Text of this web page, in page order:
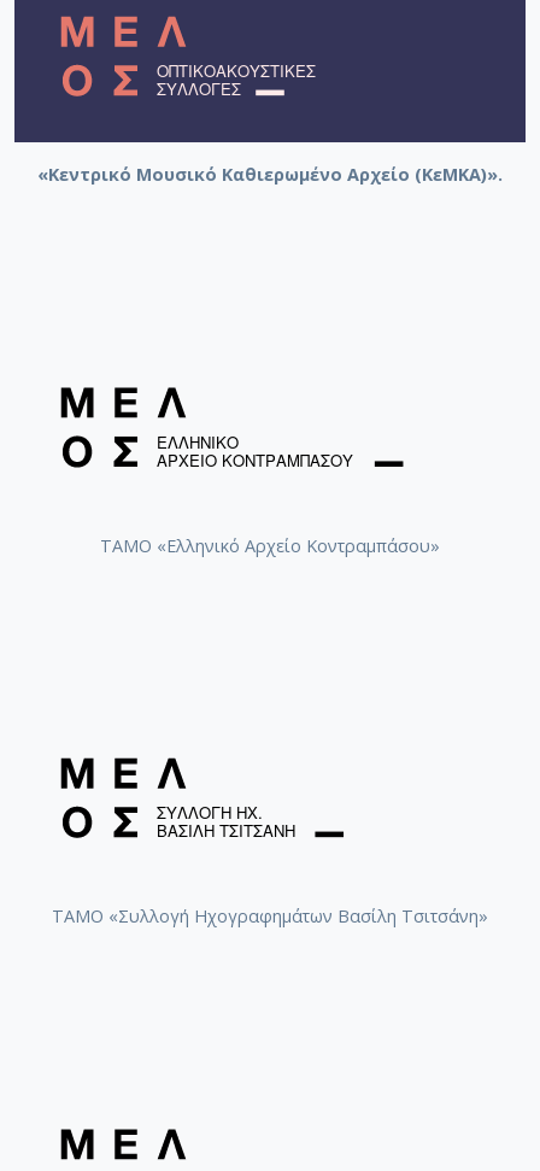
«Κεντρικό Μουσικό Καθιερωμένο Αρχείο (ΚεΜΚΑ)».
ΤΑΜΟ «Ελληνικό Αρχείο Κοντραμπάσου»
ΤΑΜΟ «Συλλογή Ηχογραφημάτων Βασίλη Τσιτσάνη»